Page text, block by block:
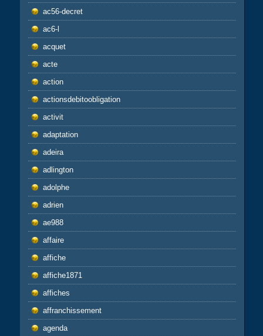
ac56-decret
ac6-l
acquet
acte
action
actionsdebitoobligation
activit
adaptation
adeira
adlington
adolphe
adrien
ae988
affaire
affiche
affiche1871
affiches
affranchissement
agenda